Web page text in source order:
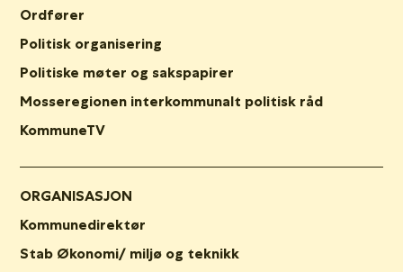
Ordfører
Politisk organisering
Politiske møter og sakspapirer
Mosseregionen interkommunalt politisk råd
KommuneTV
ORGANISASJON
Kommunedirektør
Stab Økonomi/ miljø og teknikk